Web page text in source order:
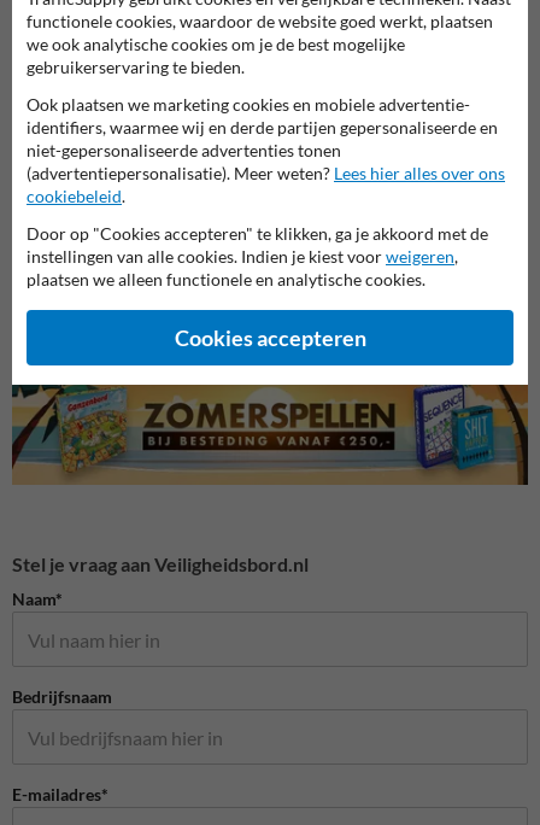
Reddingsborden
Veiligheidsborden voor
terrein
Veiligheidsborden
Stel je vraag aan Veiligheidsbord.nl
Naam*
Bedrijfsnaam
E-mailadres*
functionele cookies, waardoor de website goed werkt, plaatsen
we ook analytische cookies om je de best mogelijke
gebruikerservaring te bieden.
Ook plaatsen we marketing cookies en mobiele advertentie-
identifiers, waarmee wij en derde partijen gepersonaliseerde en
niet-gepersonaliseerde advertenties tonen
(advertentiepersonalisatie). Meer weten? Lees hier alles over ons
cookiebeleid.
Door op "Cookies accepteren" te klikken, ga je akkoord met de
instellingen van alle cookies. Indien je kiest voorweigeren,
plaatsen we alleen functionele en analytische cookies.
Cookies accepteren